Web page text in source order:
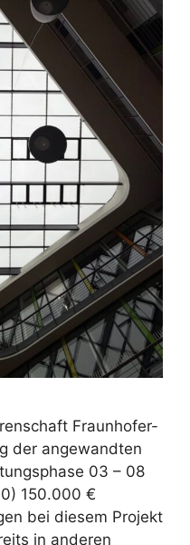
Fraunhofer-
der angewandten
03 – 08
150.000 €
bei diesem Projekt
in anderen